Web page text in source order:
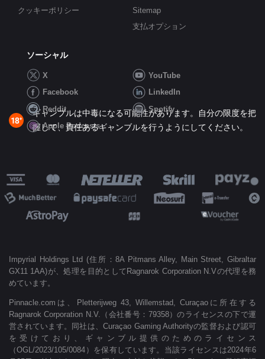
クッキーポリシー
Sitemap
支払オプション
ソーシャル
X
YouTube
Facebook
LinkedIn
Reddit
Spotify
Apple Podcasts
ギャンブルは中毒になる可能性があります。自分の限度を把
握して、責任あるギャンブルを行うようにしてください。
Impyrial Holdings Ltd (住所：8A Pitmans Alley, Main Street, Gibraltar
GX11 1AA)が、処理を目的としてRagnarok Corporation N.Vの代理を務
めています。
Pinnacle.comは、Pletterijweg 43, Willemstad, Curaçaoに所在する
Ragnarok Corporation N.V.（会社番号：79358）のライセンスの下で運
営されています。同社は、Curaçao Gaming Authorityの監督および認可
を受けており、ギャンブル提供のためのライセンス
（OGL/2023/105/0084）を保有しています。当該ライセンスは2024年6